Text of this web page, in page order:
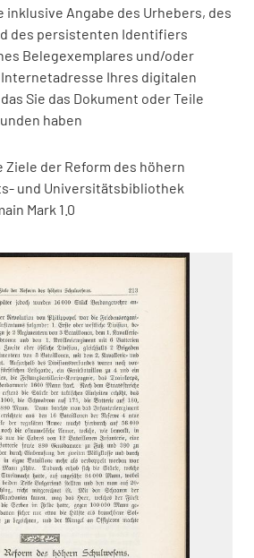
inklusive Angabe des Urhebers, des
des persistenten Identifiers
Belegexemplares und/oder
Ihres digitalen
Sie das Dokument oder Teile
haben
Ziele der Reform des höhern
und Universitätsbibliothek
Mark 1.0